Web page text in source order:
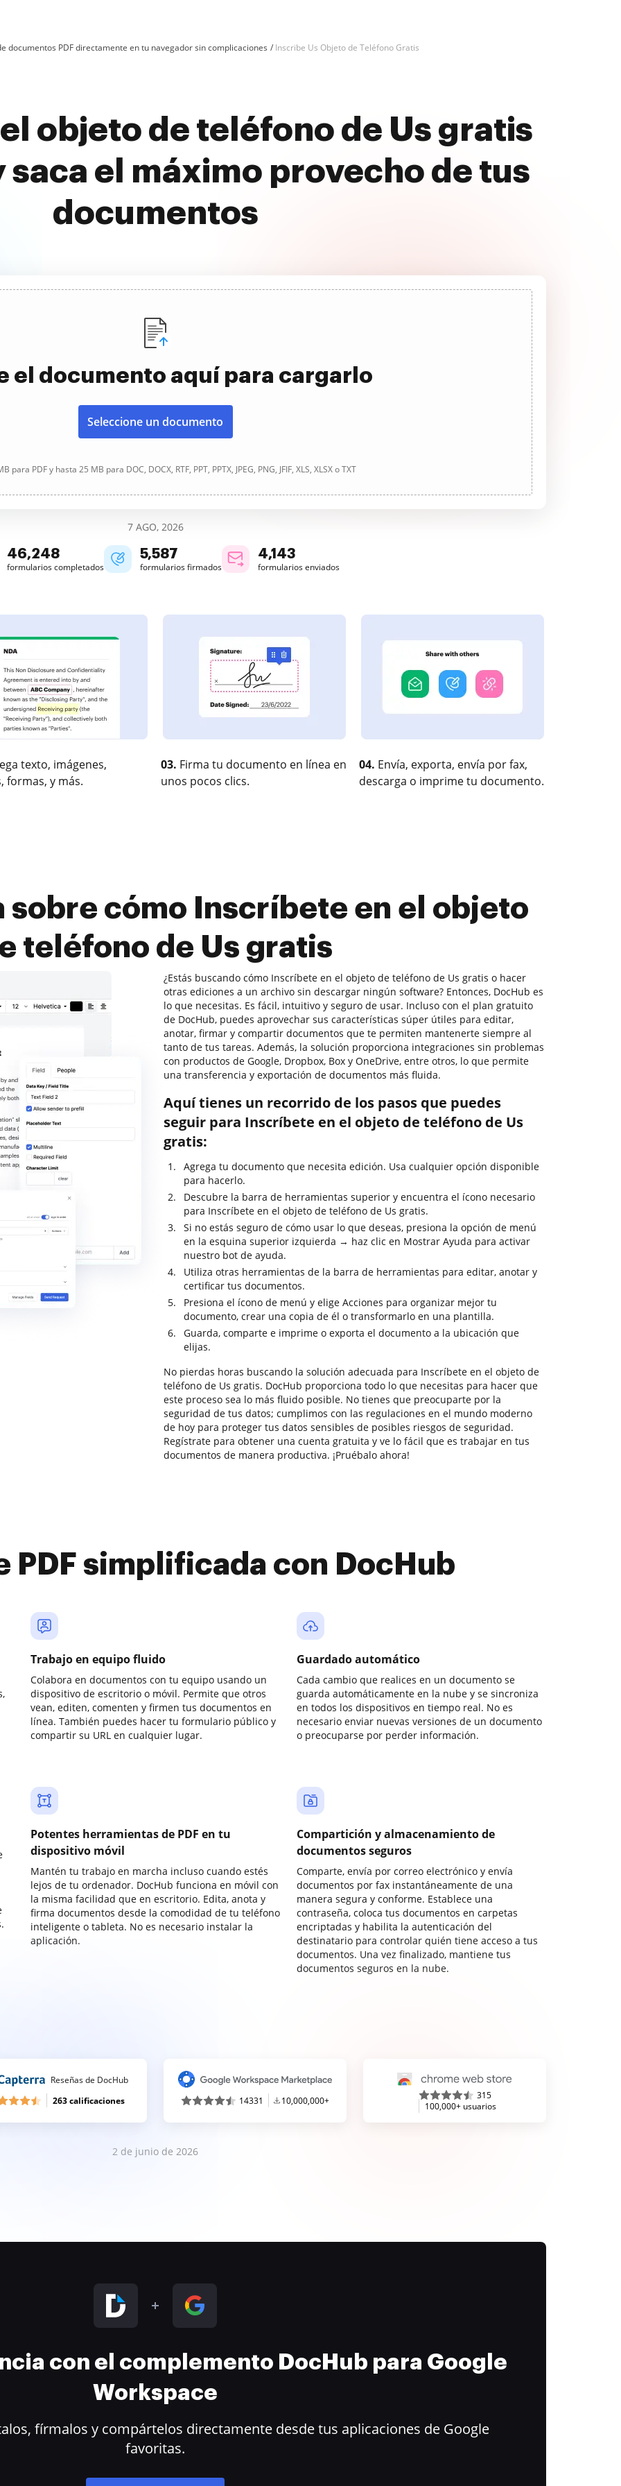
documentos PDF directamente en tu navegador sin complicaciones Inscribe Us Objeto de Teléfono Gratis
objeto de teléfono de Us gratis
saca el máximo provecho de tus
documentos
el documento aquí para cargarlo
Seleccione un documento
para PDF y hasta 25 MB para DOC, DOCX, RTF, PPT, PPTX, JPEG, PNG, JFIF, XLS, XLSX o TXT
7 AGO, 2026
46,249
formularios completados
5,587
formularios firmados
4,143
formularios enviados
texto, imágenes,
formas, y más.
03. Firma tu documento en línea en
unos pocos clics.
04. Envía, exporta, envía por fax,
descarga o imprime tu documento.
sobre cómo Inscríbete en el objeto
teléfono de Us gratis
¿Estás buscando cómo Inscríbete en el objeto de teléfono de Us gratis o hacer
otras ediciones a un archivo sin descargar ningún software? Entonces, DocHub es
lo que necesitas. Es fácil, intuitivo y seguro de usar. Incluso con el plan gratuito
de DocHub, puedes aprovechar sus características súper útiles para editar,
anotar, firmar y compartir documentos que te permiten mantenerte siempre al
tanto de tus tareas. Además, la solución proporciona integraciones sin problemas
con productos de Google, Dropbox, Box y OneDrive, entre otros, lo que permite
una transferencia y exportación de documentos más fluida.
Aquí tienes un recorrido de los pasos que puedes
seguir para Inscríbete en el objeto de teléfono de Us
gratis:
Agrega tu documento que necesita edición. Usa cualquier opción disponible
para hacerlo.
Descubre la barra de herramientas superior y encuentra el ícono necesario
para Inscríbete en el objeto de teléfono de Us gratis.
Si no estás seguro de cómo usar lo que deseas, presiona la opción de menú
en la esquina superior izquierda → haz clic en Mostrar Ayuda para activar
nuestro bot de ayuda.
Utiliza otras herramientas de la barra de herramientas para editar, anotar y
certificar tus documentos.
Presiona el ícono de menú y elige Acciones para organizar mejor tu
documento, crear una copia de él o transformarlo en una plantilla.
Guarda, comparte e imprime o exporta el documento a la ubicación que
elijas.
No pierdas horas buscando la solución adecuada para Inscríbete en el objeto de
teléfono de Us gratis. DocHub proporciona todo lo que necesitas para hacer que
este proceso sea lo más fluido posible. No tienes que preocuparte por la
seguridad de tus datos; cumplimos con las regulaciones en el mundo moderno
de hoy para proteger tus datos sensibles de posibles riesgos de seguridad.
Regístrate para obtener una cuenta gratuita y ve lo fácil que es trabajar en tus
documentos de manera productiva. ¡Pruébalo ahora!
PDF simplificada con DocHub
Trabajo en equipo fluido
Colabora en documentos con tu equipo usando un
dispositivo de escritorio o móvil. Permite que otros
vean, editen, comenten y firmen tus documentos en
línea. También puedes hacer tu formulario público y
compartir su URL en cualquier lugar.
Guardado automático
Cada cambio que realices en un documento se
guarda automáticamente en la nube y se sincroniza
en todos los dispositivos en tiempo real. No es
necesario enviar nuevas versiones de un documento
o preocuparse por perder información.
Potentes herramientas de PDF en tu
dispositivo móvil
Mantén tu trabajo en marcha incluso cuando estés
lejos de tu ordenador. DocHub funciona en móvil con
la misma facilidad que en escritorio. Edita, anota y
firma documentos desde la comodidad de tu teléfono
inteligente o tableta. No es necesario instalar la
aplicación.
Compartición y almacenamiento de
documentos seguros
Comparte, envía por correo electrónico y envía
documentos por fax instantáneamente de una
manera segura y conforme. Establece una
contraseña, coloca tus documentos en carpetas
encriptadas y habilita la autenticación del
destinatario para controlar quién tiene acceso a tus
documentos. Una vez finalizado, mantiene tus
documentos seguros en la nube.
Reseñas de DocHub
263 calificaciones
14331 10,000,000+
315
100,000+ usuarios
2 de junio de 2026
con el complemento DocHub para Google
Workspace
fírmalos y compártelos directamente desde tus aplicaciones de Google
favoritas.